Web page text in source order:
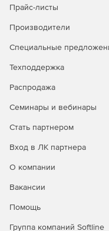
Моделирование
выпуклых
Автоматический
числе момента
Быстрое создание
Моделирование
Группировка
Простая
Опции включают
Прайс-листы
Производители
Специальные
Техподдержка
Распродажа
Семинары и вебинары
Стать партнером
Вход в ЛК партнера
О компании
Вакансии
Помощь
Группа компаний Softline